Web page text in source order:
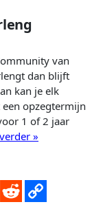
van
dan blijft
kan je elk
opzegtermijn
1 of 2 jaar
»